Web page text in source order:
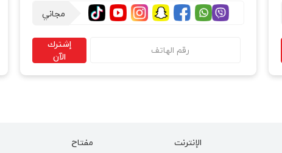
مجاني
إشترك
الآن
الإنترنت مفتاح